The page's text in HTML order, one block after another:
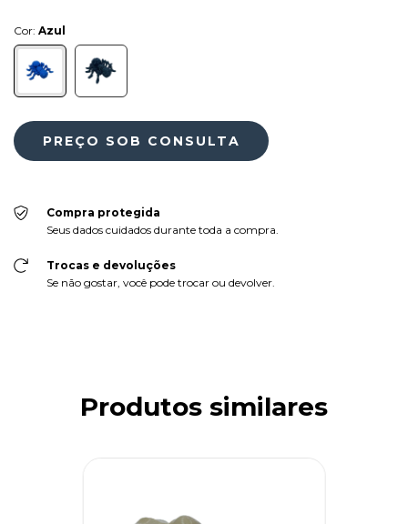
Cor: Azul
Compra protegida
Seus dados cuidados durante toda a compra.
Trocas e devoluções
Se não gostar, você pode trocar ou devolver.
Produtos similares